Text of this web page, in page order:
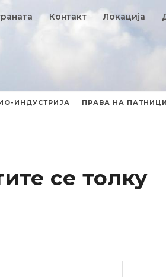
Контакт Локација
ИНДУСТРИЈА ПРАВА НА ПАТНИЦИ
се толку